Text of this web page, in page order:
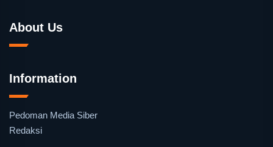
About Us
Information
Pedoman Media Siber
Redaksi